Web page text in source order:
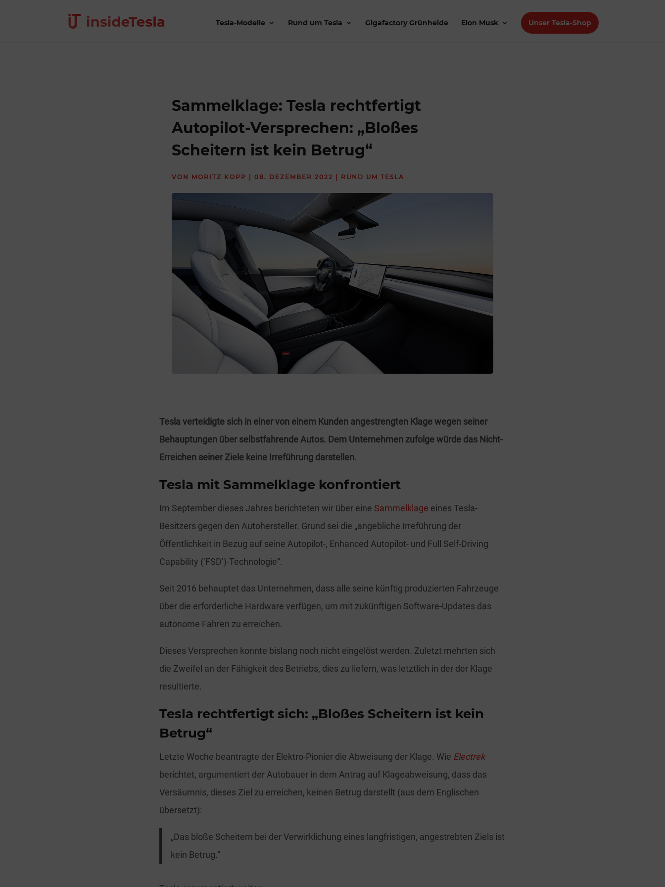
Tesla-Modelle Rund um Tesla Gigafactory Grünheide Elon Musk Unser Tesla-Shop
Sammelklage: Tesla rechtfertigt
Autopilot-Versprechen: „Bloßes
Scheitern ist kein Betrug“
VON MORITZ KOPP | 08. DEZEMBER 2022 | RUND UM TESLA
Tesla verteidigte sich in einer von einem Kunden angestrengten Klage wegen seiner
Behauptungen über selbstfahrende Autos. Dem Unternehmen zufolge würde das Nicht-
Erreichen seiner Ziele keine Irreführung darstellen.
Tesla mit Sammelklage konfrontiert
Im September dieses Jahres berichteten wir über eine Sammelklage eines Tesla-
Besitzers gegen den Autohersteller. Grund sei die „angebliche Irreführung der
Öffentlichkeit in Bezug auf seine Autopilot-, Enhanced Autopilot- und Full Self-Driving
Capability (’FSD’)-Technologie“.
Seit 2016 behauptet das Unternehmen, dass alle seine künftig produzierten Fahrzeuge
über die erforderliche Hardware verfügen, um mit zukünftigen Software-Updates das
autonome Fahren zu erreichen.
Dieses Versprechen konnte bislang noch nicht eingelöst werden. Zuletzt mehrten sich
die Zweifel an der Fähigkeit des Betriebs, dies zu liefern, was letztlich in der der Klage
resultierte.
Tesla rechtfertigt sich: „Bloßes Scheitern ist kein
Betrug“
Letzte Woche beantragte der Elektro-Pionier die Abweisung der Klage. Wie Electrek
berichtet, argumentiert der Autobauer in dem Antrag auf Klageabweisung, dass das
Versäumnis, dieses Ziel zu erreichen, keinen Betrug darstellt (aus dem Englischen
übersetzt):
„Das bloße Scheitern bei der Verwirklichung eines langfristigen, angestrebten Ziels ist
kein Betrug.“